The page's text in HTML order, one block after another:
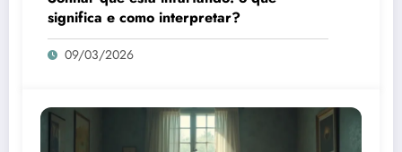
significa e como interpretar?
09/03/2026